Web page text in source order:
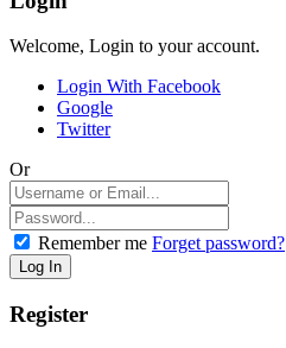
Welcome, Login to your account.
Login With Facebook
Google
Twitter
Or
Remember me Forget password?
Register